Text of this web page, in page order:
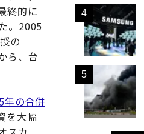
終的に
。2005
の
ら、台
年の合併
を大幅